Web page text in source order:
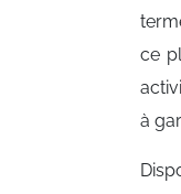
ce
à